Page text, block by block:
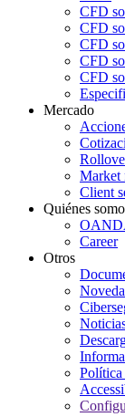
CFD
CFD
CFD
CFD
CFD
Mercado
Market
Client
Quiénes
Career
Otros
Política